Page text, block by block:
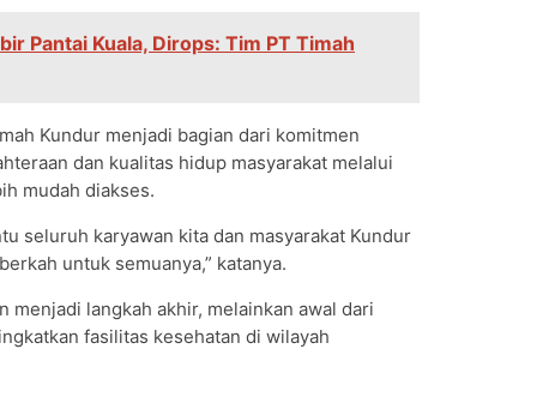
Pantai Kuala, Dirops: Tim PT Timah
Kundur menjadi bagian dari komitmen
dan kualitas hidup masyarakat melalui
mudah diakses.
seluruh karyawan kita dan masyarakat Kundur
untuk semuanya,” katanya.
langkah akhir, melainkan awal dari
fasilitas kesehatan di wilayah